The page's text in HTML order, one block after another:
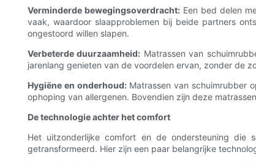
Verminderde bewegingsoverdracht:Een bed delen
vaak, waardoor slaapproblemen bij beide partners
ongestoord willen slapen.
Verbeterde duurzaamheid: Matrassen van
jarenlang genieten van de voordelen ervan, zonder de
Hygiëne en onderhoud:Matrassen van schuimrubber
ophoping van allergenen. Bovendien zijn deze
De technologie achter het comfort
Het uitzonderlijke comfort en de ondersteuning die
getransformeerd. Hier zijn een paar belangrijke